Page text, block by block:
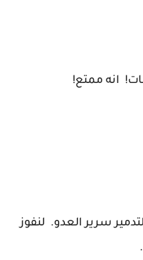
انه ممتع!
سرير العدو. لنفوز